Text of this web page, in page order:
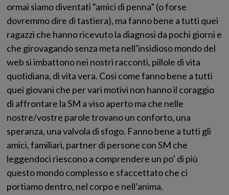
ormai siamo diventati “amici di penna” (o forse
dovremmo dire di tastiera), ma fanno bene a tutti quei
ragazzi che hanno ricevuto la diagnosi da pochi giorni e
che girovagando senza meta nell’insidioso mondo del
web si imbattono nei nostri racconti, pillole di vita
quotidiana, di vita vera. Così come fanno bene a tutti
quei giovani che per vari motivi non hanno il coraggio
di affrontare la SM a viso aperto ma che nelle
nostre/vostre parole trovano un conforto, una
speranza, una valvola di sfogo. Fanno bene a tutti gli
amici, familiari, partner di persone con SM che
leggendoci riescono a comprendere un po’ di più
questo mondo complesso e sfaccettato che ci
portiamo dentro, nel corpo e nell’anima.